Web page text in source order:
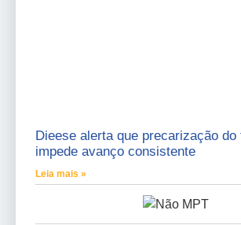
Dieese alerta que precarização do
impede avanço consistente
Leia mais »